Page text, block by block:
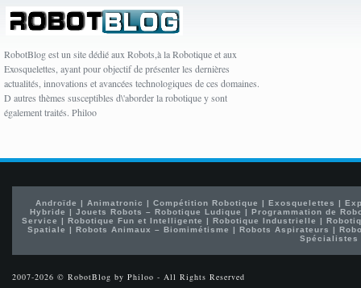
RobotBlog est un site dédié aux Robots,à la Robotique et aux
Exosquelettes, ayant pour objectif de présenter les dernières
actualités, innovations et avancées technologiques de ces domaines.
D autres thèmes susceptibles d\'aborder la robotique y sont
également traités. Philoo
Androïde | Animatronic | Compétition Robotique | Exosquelettes |
Hybride |Jouets Robots – Robotique Ludique |Programmation de
Service | Robotique Fun et Intelligente | Robotique Industrielle |
Spatiale | Robots Animaux – Biomimétisme | Robots Aspirateurs |
Spécialistes
2007-2026 © RobotBlog by Philoo - All Rights Reserved